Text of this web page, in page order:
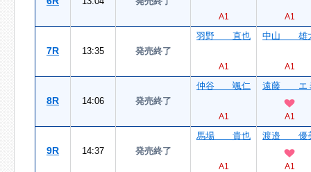
A1 A1
7R 13:35 発売終了
羽野 直也
A1
中山 雄
A1
8R 14:06 発売終了
仲谷 颯仁
A1
遠藤 エ
A1
9R 14:37 発売終了
馬場 貴也
A1
渡邉 優
A1